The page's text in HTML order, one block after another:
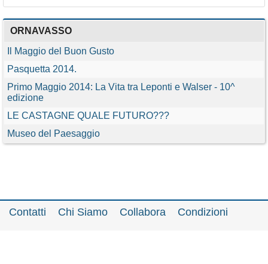
ORNAVASSO
Il Maggio del Buon Gusto
Pasquetta 2014.
Primo Maggio 2014: La Vita tra Leponti e Walser - 10^
edizione
LE CASTAGNE QUALE FUTURO???
Museo del Paesaggio
Contatti Chi Siamo Collabora
Condizioni